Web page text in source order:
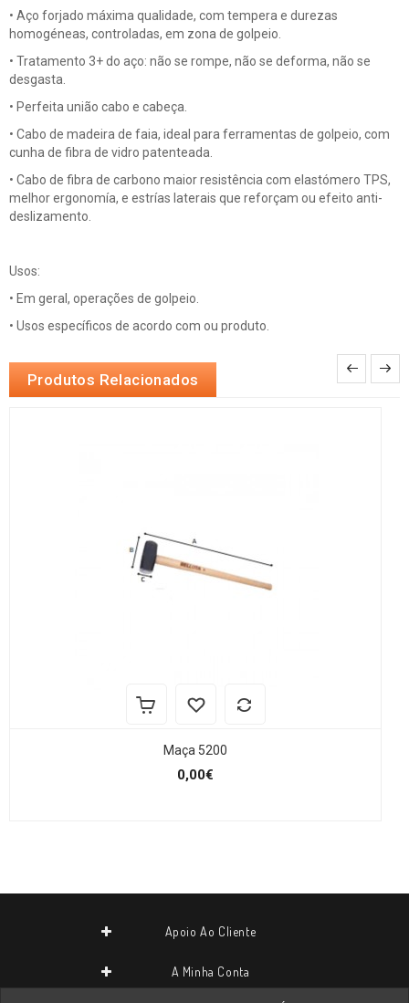
• Aço forjado máxima qualidade, com tempera e durezas
homogéneas, controladas, em zona de golpeio.
• Tratamento 3+ do aço: não se rompe, não se deforma, não se
desgasta.
• Perfeita união cabo e cabeça.
• Cabo de madeira de faia, ideal para ferramentas de golpeio, com
cunha de fibra de vidro patenteada.
• Cabo de fibra de carbono maior resistência com elastómero TPS,
melhor ergonomía, e estrías laterais que reforçam ou efeito anti-
deslizamento.
Usos:
• Em geral, operações de golpeio.
• Usos específicos de acordo com ou produto.
Produtos Relacionados
Maça 5200
0,00€
Apoio Ao Cliente
A Minha Conta